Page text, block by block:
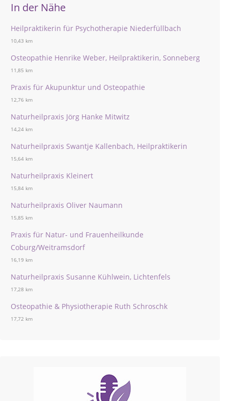
In der Nähe
Heilpraktikerin für Psychotherapie Niederfüllbach
10,43 km
Osteopathie Henrike Weber, Heilpraktikerin, Sonneberg
11,85 km
Praxis für Akupunktur und Osteopathie
12,76 km
Naturheilpraxis Jörg Hanke Mitwitz
14,24 km
Naturheilpraxis Swantje Kallenbach, Heilpraktikerin
15,64 km
Naturheilpraxis Kleinert
15,84 km
Naturheilpraxis Oliver Naumann
15,85 km
Praxis für Natur- und Frauenheilkunde
Coburg/Weitramsdorf
16,19 km
Naturheilpraxis Susanne Kühlwein, Lichtenfels
17,28 km
Osteopathie & Physiotherapie Ruth Schroschk
17,72 km